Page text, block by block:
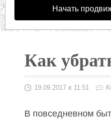
Начать
Как
19.09.2017 в 11:51
В повседневном